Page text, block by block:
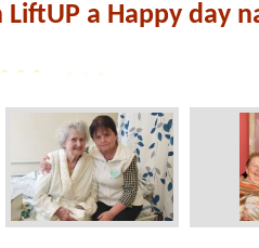
LiftUP a Happy day